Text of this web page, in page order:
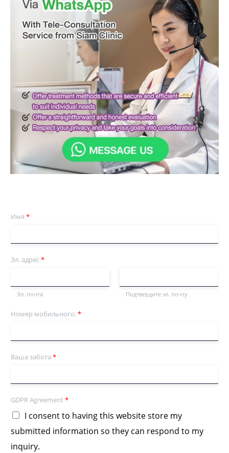
Имя *
Эл. адрес*
Эл. почта Подтвердите эл. почту
Номер мобильного.*
Ваша забота *
GDPR Agreement *
I consent to having this website store my
submitted information so they can respond to my
inquiry.